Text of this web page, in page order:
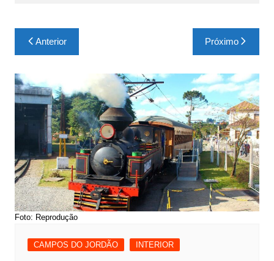
Navegação
de
Post
Anterior Próximo
Foto: Reprodução
CAMPOS DO JORDÃO INTERIOR